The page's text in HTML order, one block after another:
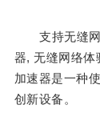
支持无缝网
器, 无缝网络
加速器是一种
创新设备。